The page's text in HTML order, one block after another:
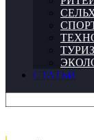
СТАТЬИ